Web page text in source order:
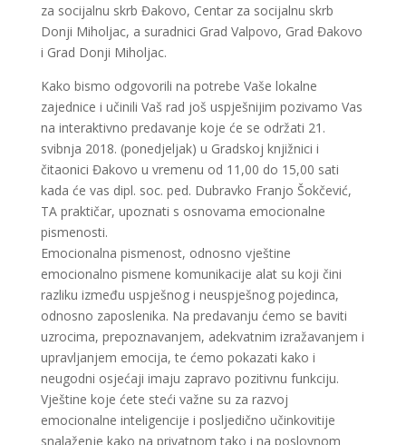
za socijalnu skrb Đakovo, Centar za socijalnu skrb
Donji Miholjac, a suradnici Grad Valpovo, Grad Đakovo
i Grad Donji Miholjac.
Kako bismo odgovorili na potrebe Vaše lokalne
zajednice i učinili Vaš rad još uspješnijim pozivamo Vas
na interaktivno predavanje koje će se održati 21.
svibnja 2018. (ponedjeljak) u Gradskoj knjižnici i
čitaonici Đakovo u vremenu od 11,00 do 15,00 sati
kada će vas dipl. soc. ped. Dubravko Franjo Šokčević,
TA praktičar, upoznati s osnovama emocionalne
pismenosti.
Emocionalna pismenost, odnosno vještine
emocionalno pismene komunikacije alat su koji čini
razliku između uspješnog i neuspješnog pojedinca,
odnosno zaposlenika. Na predavanju ćemo se baviti
uzrocima, prepoznavanjem, adekvatnim izražavanjem i
upravljanjem emocija, te ćemo pokazati kako i
neugodni osjećaji imaju zapravo pozitivnu funkciju.
Vještine koje ćete steći važne su za razvoj
emocionalne inteligencije i posljedično učinkovitije
snalaženje kako na privatnom tako i na poslovnom